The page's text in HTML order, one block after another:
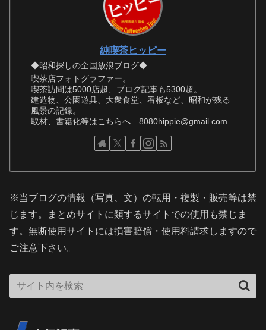
純喫茶ヒッピー
◆昭和探しの全国放浪ブログ◆
喫茶店フォトグラファー。
喫茶訪問は5000店超、ブログ記事も5300超。
建造物、公園遊具、大衆食堂、看板など、昭和が残る
風景の記録。
取材、書籍化等はこちらへ 8080hippie@gmail.com
※当ブログの情報（写真、文）の転用・複製・販売等は禁
じます。まとめサイトに類するサイトでの使用も禁じま
す。無断使用サイトには損害賠償・使用料請求しますので
ご注意下さい。